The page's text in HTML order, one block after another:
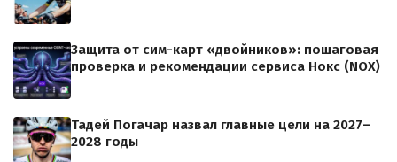
Защита от сим-карт «двойников»: пошаговая
проверка и рекомендации сервиса Нокс (NOX)
Тадей Погачар назвал главные цели на 2027–
2028 годы